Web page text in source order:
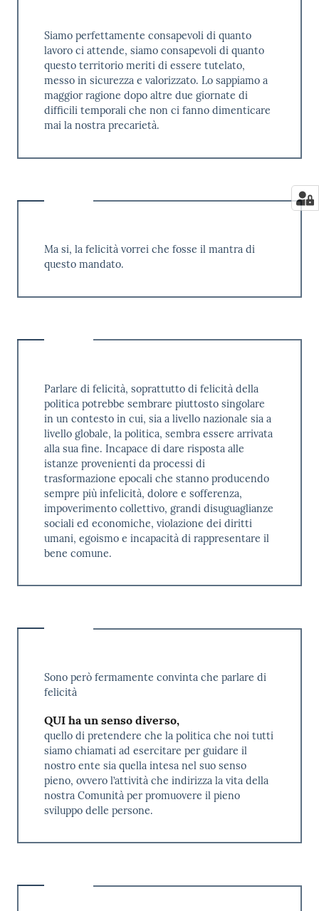
Siamo perfettamente consapevoli di quanto
lavoro ci attende, siamo consapevoli di quanto
questo territorio meriti di essere tutelato,
messo in sicurezza e valorizzato. Lo sappiamo a
maggior ragione dopo altre due giornate di
difficili temporali che non ci fanno dimenticare
mai la nostra precarietà.
Ma si, la felicità vorrei che fosse il mantra di
questo mandato.
Parlare di felicità, soprattutto di felicità della
politica potrebbe sembrare piuttosto singolare
in un contesto in cui, sia a livello nazionale sia a
livello globale, la politica, sembra essere arrivata
alla sua fine. Incapace di dare risposta alle
istanze provenienti da processi di
trasformazione epocali che stanno producendo
sempre più infelicità, dolore e sofferenza,
impoverimento collettivo, grandi disuguaglianze
sociali ed economiche, violazione dei diritti
umani, egoismo e incapacità di rappresentare il
bene comune.
Sono però fermamente convinta che parlare di
felicità
QUI ha un senso diverso,
quello di pretendere che la politica che noi tutti
siamo chiamati ad esercitare per guidare il
nostro ente sia quella intesa nel suo senso
pieno, ovvero l’attività che indirizza la vita della
nostra Comunità per promuovere il pieno
sviluppo delle persone.